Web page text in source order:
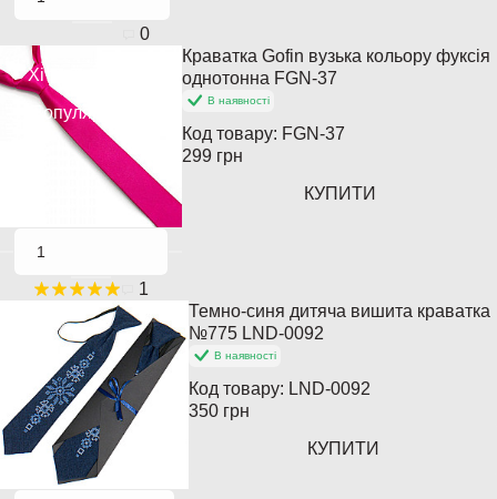
0
Хіт продажів
Популярний
1
Краватка Gofin вузька кольору фуксія
однотонна FGN-37
В наявності
Код товару: FGN-37
299 грн
КУПИТИ
Темно-синя дитяча вишита краватка
№775 LND-0092
В наявності
Код товару: LND-0092
350 грн
КУПИТИ